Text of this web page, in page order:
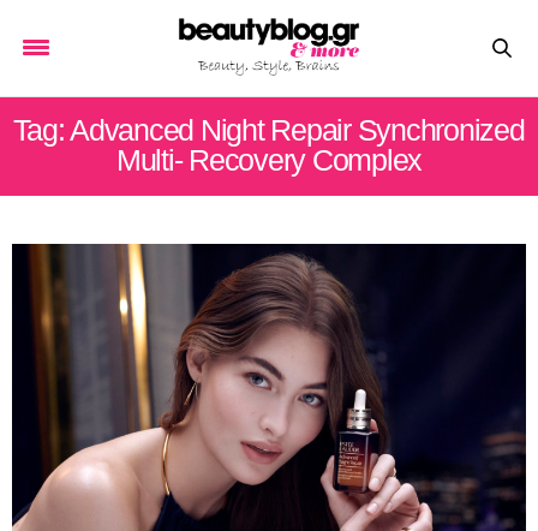
Tag: Advanced Night Repair Synchronized
Multi- Recovery Complex